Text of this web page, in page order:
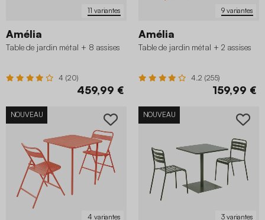
11 variantes
Amélia
Table de jardin métal + 8 assises
4 (20)
459,99 €
9 variantes
Amélia
Table de jardin métal + 2 assises
4.2 (255)
159,99 €
4 variantes
NOUVEAU
3 variantes
NOUVEAU